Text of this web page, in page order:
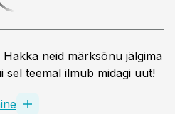
Hakka neid märksõnu jälgima
sel teemal ilmub midagi uut!